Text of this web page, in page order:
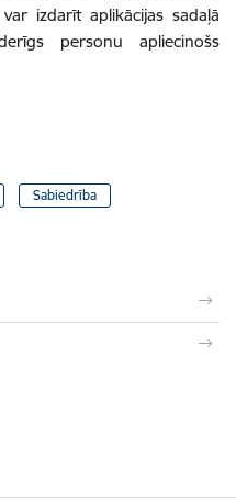
izdarīt aplikācijas sadaļā
personu apliecinošs
Sabiedrība